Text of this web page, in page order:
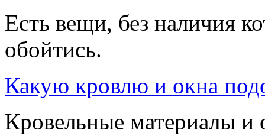
Есть вещи, без наличия
обойтись.
Какую кровлю и окна
Кровельные материалы и